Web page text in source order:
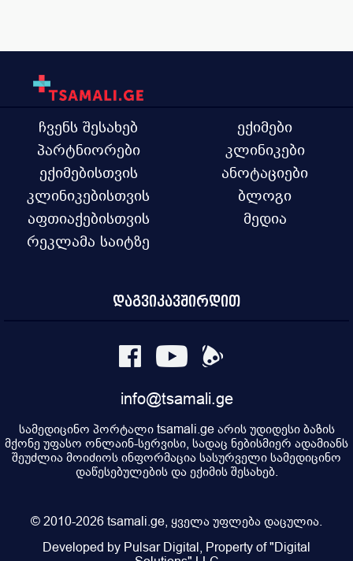
ჩვენს შესახებ
პარტნიორები
ექიმებისთვის
კლინიკებისთვის
აფთიაქებისთვის
რეკლამა საიტზე
ექიმები
კლინიკები
ანოტაციები
ბლოგი
მედია
დაგვიკავშირდით
info@tsamali.ge
სამედიცინო პორტალი tsamali.ge არის უდიდესი ბაზის
მქონე უფასო ონლაინ-სერვისი, სადაც ნებისმიერ ადამიანს
შეუძლია მოიძიოს ინფორმაცია სასურველი სამედიცინო
დაწესებულების და ექიმის შესახებ.
© 2010-2026 tsamali.ge, ყველა უფლება დაცულია.
Developed by Pulsar Digital, Property of "Digital